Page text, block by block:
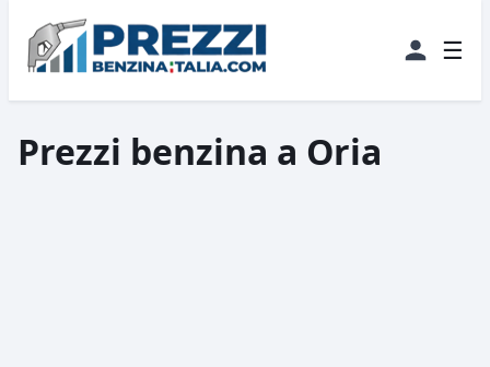
☰
Prezzi benzina a Oria